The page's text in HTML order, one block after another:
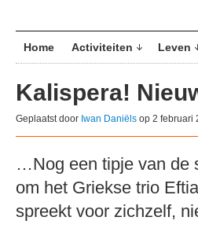
Home Activiteiten Leven
Kalispera!
Geplaatst door Iwan Daniëls op 2 februari
…Nog een tipje van de
om het Griekse trio
spreekt voor zichzelf,